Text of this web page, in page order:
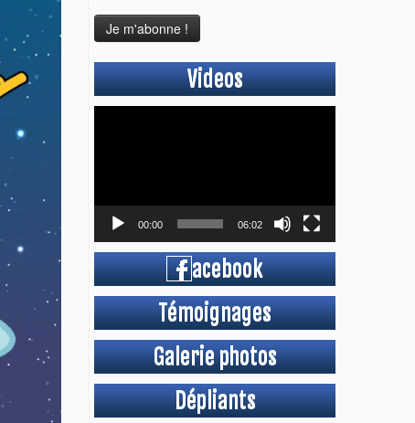
Videos
00:00 06:02
acebook
Témoignages
Galerie photos
Dépliants